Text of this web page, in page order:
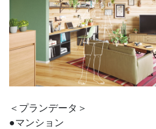
＜プランデータ＞
●マンション